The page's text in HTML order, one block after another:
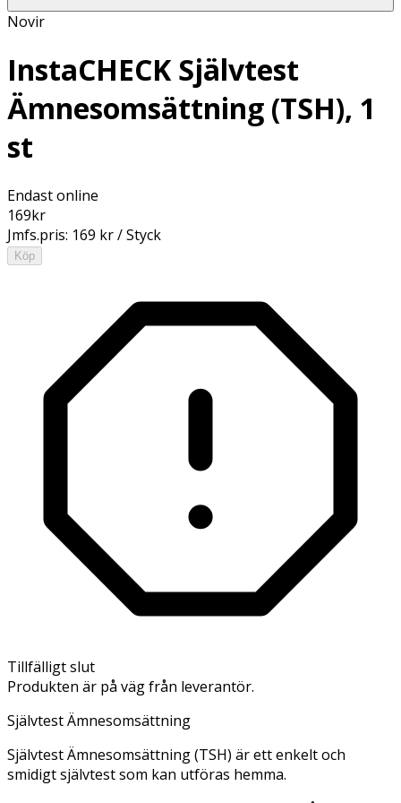
Novir
InstaCHECK Självtest
Ämnesomsättning (TSH), 1
st
Endast online
169kr
Jmfs.pris: 169 kr / Styck
Köp
Tillfälligt slut
Produkten är på väg från leverantör.
Självtest Ämnesomsättning
Självtest Ämnesomsättning (TSH) är ett enkelt och
smidigt självtest som kan utföras hemma.